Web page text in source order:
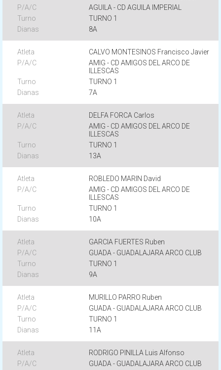
AGUILA - CD AGUILA IMPERIAL
TURNO 1
8A
CALVO MONTESINOS Francisco Javier
AMIG - CD AMIGOS DEL ARCO DE
ILLESCAS
TURNO 1
7A
DELFA FORCA Carlos
AMIG - CD AMIGOS DEL ARCO DE
ILLESCAS
TURNO 1
13A
ROBLEDO MARIN David
AMIG - CD AMIGOS DEL ARCO DE
ILLESCAS
TURNO 1
10A
GARCIA FUERTES Ruben
GUADA - GUADALAJARA ARCO CLUB
TURNO 1
9A
MURILLO PARRO Ruben
GUADA - GUADALAJARA ARCO CLUB
TURNO 1
11A
RODRIGO PINILLA Luis Alfonso
GUADA - GUADALAJARA ARCO CLUB